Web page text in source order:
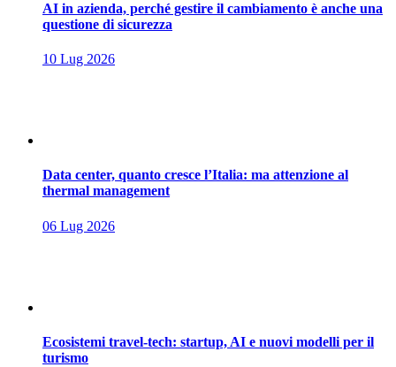
AI in azienda, perché gestire il cambiamento è anche una
questione di sicurezza
Data center, quanto cresce l’Italia: ma attenzione al
thermal management